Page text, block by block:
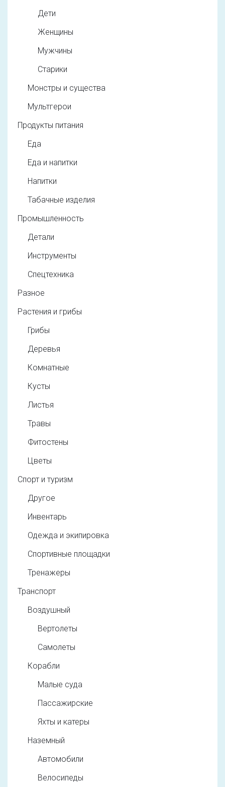
Дети
Женщины
Мужчины
Старики
Монстры и существа
Мультгерои
Продукты питания
Еда
Еда и напитки
Напитки
Табачные изделия
Промышленность
Детали
Инструменты
Спецтехника
Разное
Растения и грибы
Грибы
Деревья
Комнатные
Кусты
Листья
Травы
Фитостены
Цветы
Спорт и туризм
Другое
Инвентарь
Одежда и экипировка
Спортивные площадки
Тренажеры
Транспорт
Воздушный
Вертолеты
Самолеты
Корабли
Малые суда
Пассажирские
Яхты и катеры
Наземный
Автомобили
Велосипеды